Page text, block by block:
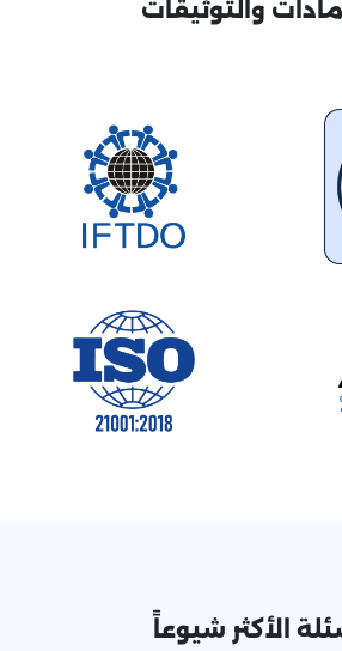
والتوثيقات
الأكثر شيوعاً